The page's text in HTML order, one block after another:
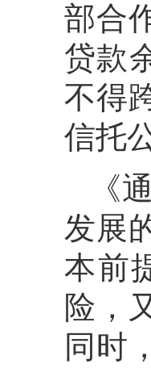
部合
贷款
不得
信托
《
发展
本前
险，
同时